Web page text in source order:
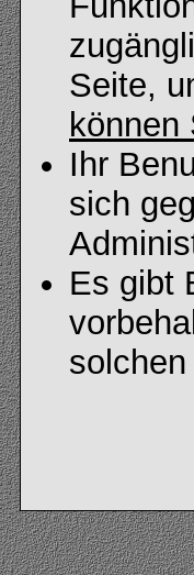
Seite,
können
Ihr
sich
Es gibt